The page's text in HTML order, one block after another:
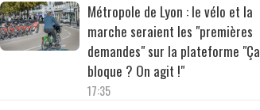
Métropole de Lyon : le vélo et la
marche seraient les "premières
demandes" sur la plateforme "Ça
bloque ? On agit !"
17:35